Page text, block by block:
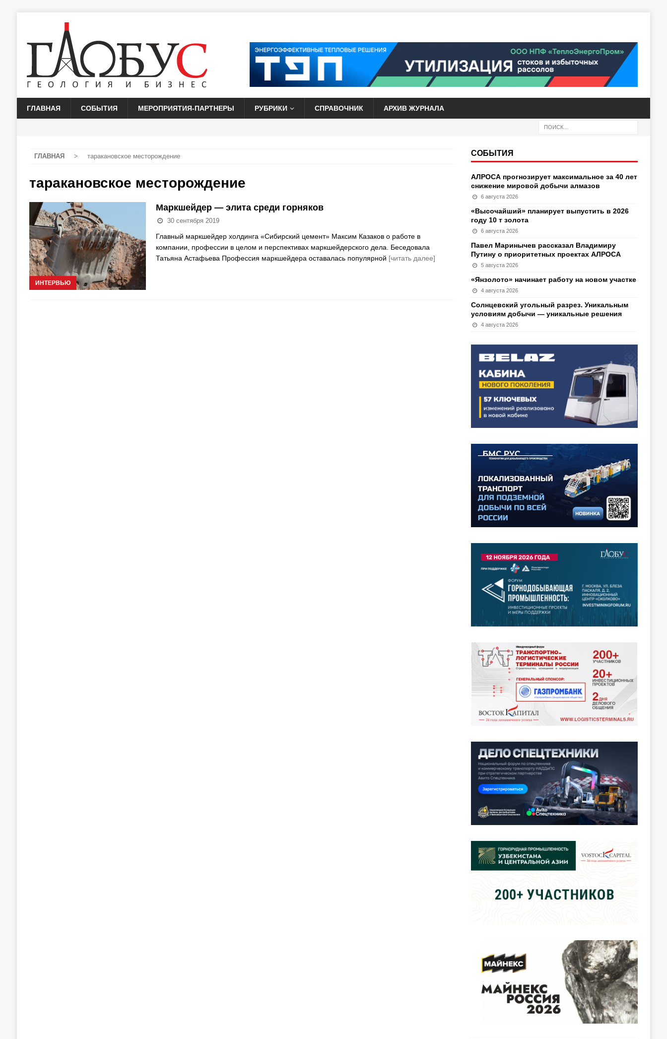
ГЛАВНАЯ СОБЫТИЯ МЕРОПРИЯТИЯ-ПАРТНЕРЫ РУБРИКИ СПРАВОЧНИК АРХИВ ЖУРНАЛА
ГЛАВНАЯ > таракановское месторождение
таракановское месторождение
ИНТЕРВЬЮ
Маркшейдер — элита среди горняков
30 сентября 2019
Главный маркшейдер холдинга «Сибирский цемент» Максим Казаков о работе в
компании, профессии в целом и перспективах маркшейдерского дела. Беседовала
Татьяна Астафьева Профессия маркшейдера оставалась популярной [читать далее]
СОБЫТИЯ
АЛРОСА прогнозирует максимальное за 40 лет
снижение мировой добычи алмазов
6 августа 2026
«Высочайший» планирует выпустить в 2026
году 10 т золота
6 августа 2026
Павел Маринычев рассказал Владимиру
Путину о приоритетных проектах АЛРОСА
5 августа 2026
«Янзолото» начинает работу на новом участке
4 августа 2026
Солнцевский угольный разрез. Уникальным
условиям добычи — уникальные решения
4 августа 2026